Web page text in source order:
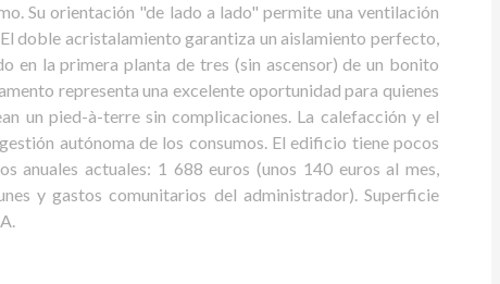
Su orientación "de lado a lado" permite una ventilación
doble acristalamiento garantiza un aislamiento perfecto,
en la primera planta de tres (sin ascensor) de un bonito
representa una excelente oportunidad para quienes
un pied-à-terre sin complicaciones. La calefacción y el
autónoma de los consumos. El edificio tiene pocos
anuales actuales: 1 688 euros (unos 140 euros al mes,
y gastos comunitarios del administrador). Superficie